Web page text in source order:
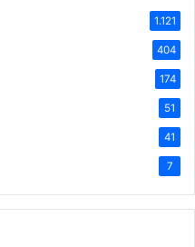
1.121
404
174
51
41
7